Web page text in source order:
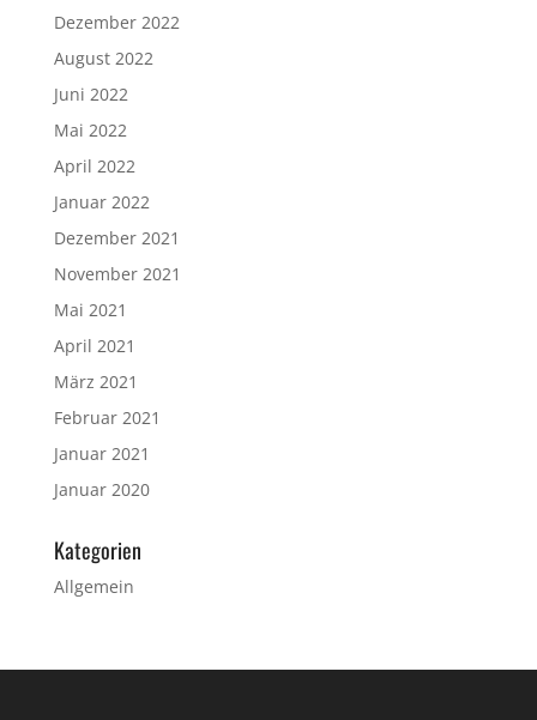
Dezember 2022
August 2022
Juni 2022
Mai 2022
April 2022
Januar 2022
Dezember 2021
November 2021
Mai 2021
April 2021
März 2021
Februar 2021
Januar 2021
Januar 2020
Kategorien
Allgemein